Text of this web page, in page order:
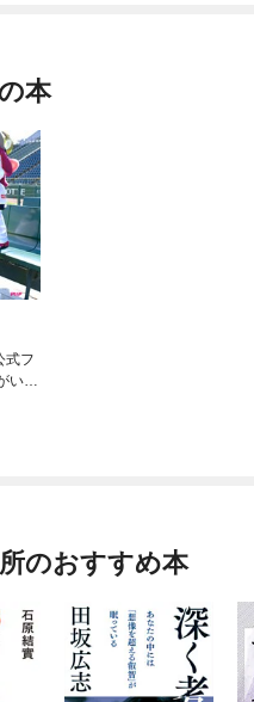
本
式フ
いっ
のおすすめ本